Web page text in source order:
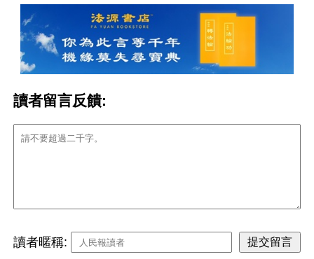
讀者留言反饋:
讀者暱稱: